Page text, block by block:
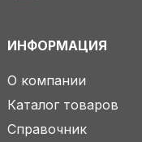
ИНФОРМАЦИЯ
О компании
Каталог товаров
Справочник